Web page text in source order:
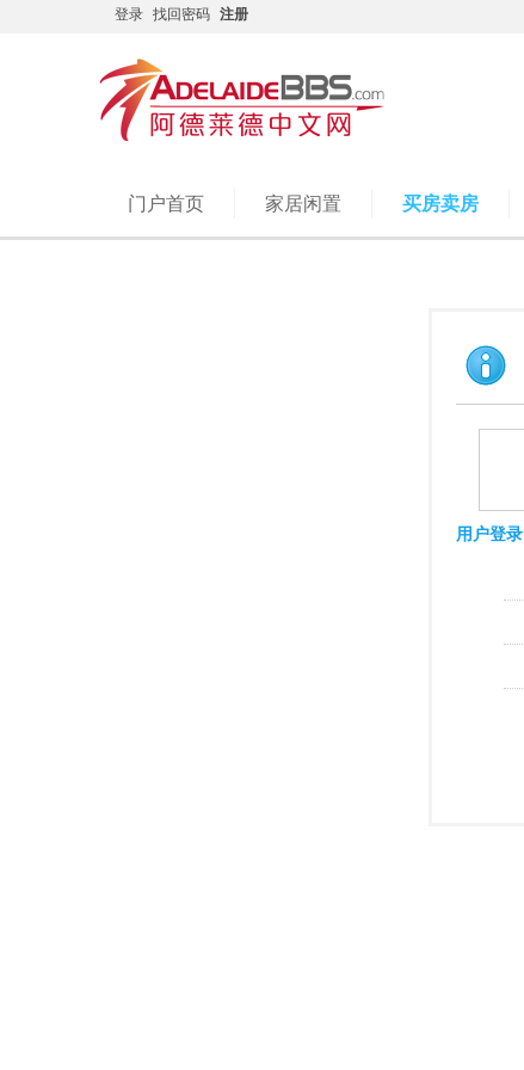
登录 找回密码 注册
门户首页 家居闲置 买房卖房
用户登录